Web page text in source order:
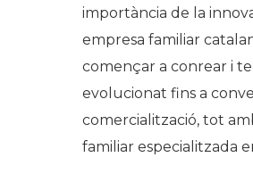
importància de la
empresa familiar
començar a conrear i
evolucionat fins a
comercialització, tot
familiar especialitzada